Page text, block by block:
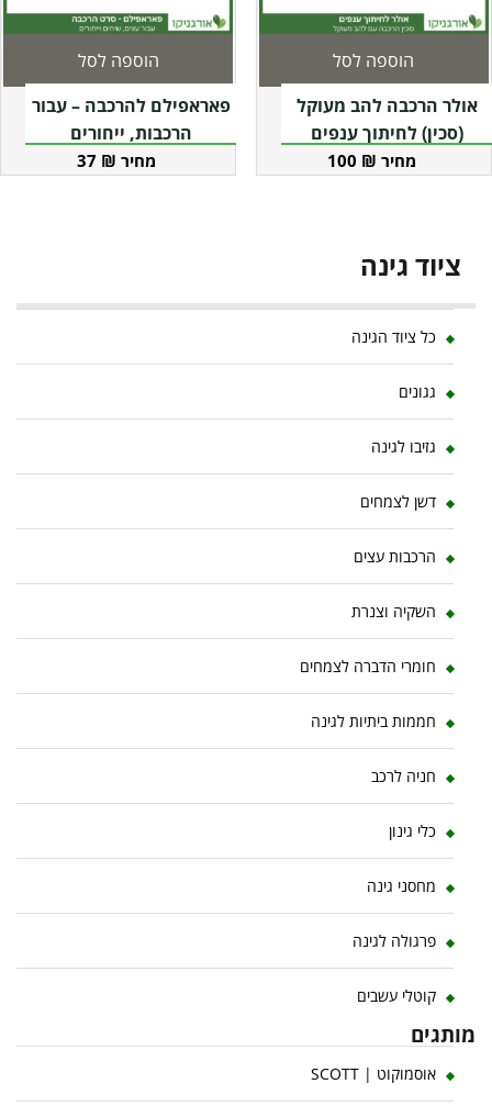
אולר הרכבה להב מעוקל
(סכין) לחיתוך ענפים
100 ₪
הוספה לסל
פאראפילם להרכבה – עבור
הרכבות, ייחורים
37 ₪
הוספה לסל
ציוד גינה
כל ציוד הגינה
גגונים
גזיבו לגינה
דשן לצמחים
הרכבות עצים
השקיה וצנרת
חומרי הדברה לצמחים
חממות ביתיות לגינה
חניה לרכב
כלי גינון
מחסני גינה
פרגולה לגינה
קוטלי עשבים
מותגים
אוסמוקוט | SCOTT